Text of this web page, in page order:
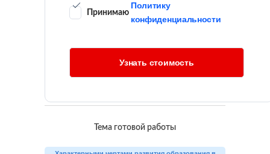
Принимаю
Политику
конфиденциальности
Тема готовой работы